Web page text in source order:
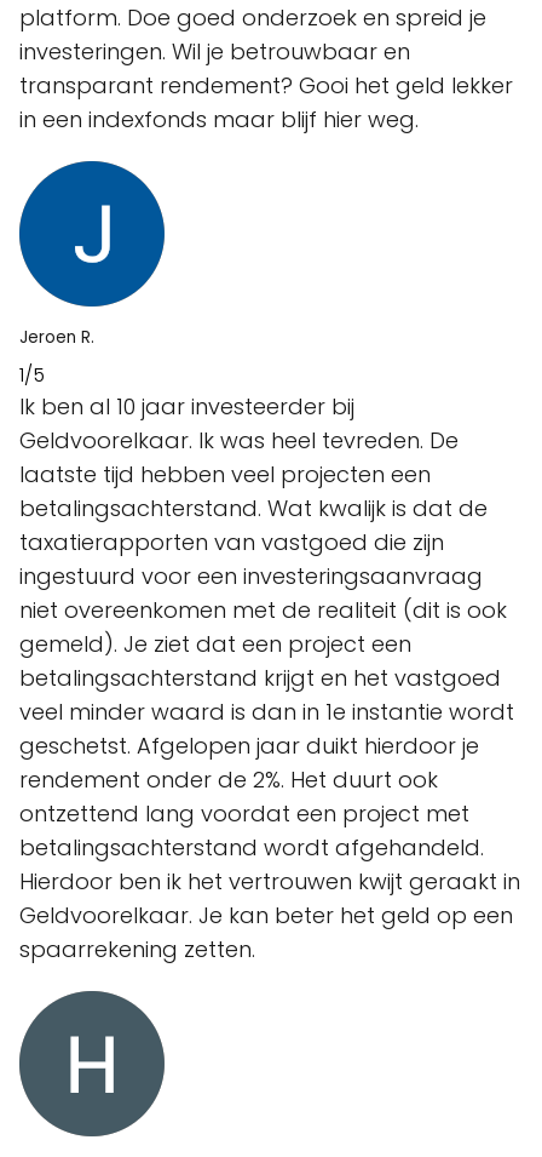
platform. Doe goed onderzoek en spreid je
investeringen. Wil je betrouwbaar en
transparant rendement? Gooi het geld lekker
in een indexfonds maar blijf hier weg.
Jeroen R.
1/5
Ik ben al 10 jaar investeerder bij
Geldvoorelkaar. Ik was heel tevreden. De
laatste tijd hebben veel projecten een
betalingsachterstand. Wat kwalijk is dat de
taxatierapporten van vastgoed die zijn
ingestuurd voor een investeringsaanvraag
niet overeenkomen met de realiteit (dit is ook
gemeld). Je ziet dat een project een
betalingsachterstand krijgt en het vastgoed
veel minder waard is dan in 1e instantie wordt
geschetst. Afgelopen jaar duikt hierdoor je
rendement onder de 2%. Het duurt ook
ontzettend lang voordat een project met
betalingsachterstand wordt afgehandeld.
Hierdoor ben ik het vertrouwen kwijt geraakt in
Geldvoorelkaar. Je kan beter het geld op een
spaarrekening zetten.